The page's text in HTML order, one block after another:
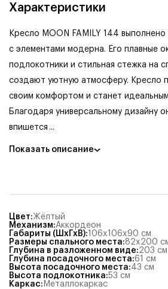
Характеристики
Кресло MOON FAMILY 144
с элементами модерна. Его плавные
подлокотники и стильная стежка на
создают уютную атмосферу. Кресло
своим комфортом и станет
Благодаря универсальному дизайну
впишется ...
Показать описание
Цвет:Жёлтый
Механизм:Аккордеон
Габариты (ШхГхВ):106x106x90 см
Размеры спального места:82x200
Глубина в разложенном виде:203 см
Глубина посадочного места:61
см
Высота посадочного места:43 см
Высота подлокотника:53 см
Каркас: Металлокаркас